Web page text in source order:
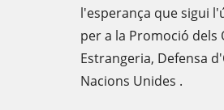
l'esperança que sigui
per a la Promoció dels
Estrangeria, Defensa
Nacions Unides .